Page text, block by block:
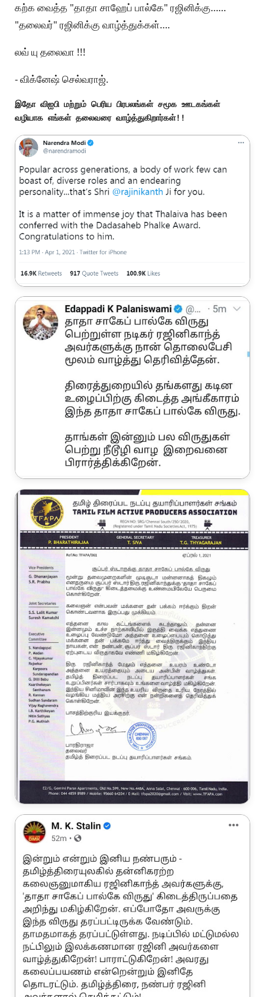
கற்க வைத்த "தாதா சாஹேப் பால்கே" ரஜினிக்கு……
"தலைவர்" ரஜினிக்கு வாழ்த்துக்கள்….
லவ் யு தலைவா !!!
- விக்னேஷ் செல்வராஜ்.
இதோ விஐபி மற்றும் பெரிய பிரபலங்கள் சமூக ஊடகங்கள்
வழியாக எங்கள் தலைவரை வாழ்த்துகிறார்கள்!!